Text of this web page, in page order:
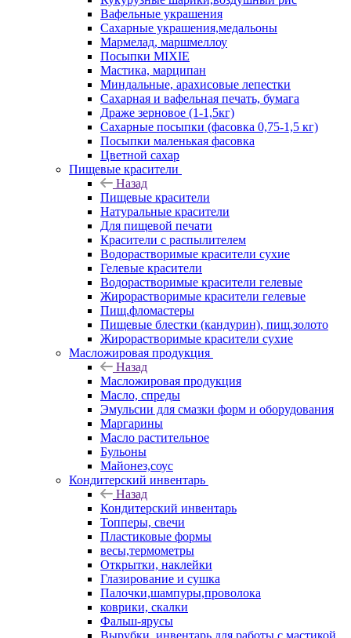
Вафельные украшения
Сахарные украшения,медальоны
Мармелад, маршмеллоу
Посыпки MIXIE
Мастика, марципан
Миндальные, арахисовые лепестки
Сахарная и вафельная печать, бумага
Драже зерновое (1-1,5кг)
Сахарные посыпки (фасовка 0,75-1,5 кг)
Посыпки маленькая фасовка
Цветной сахар
Пищевые красители
Назад
Пищевые красители
Натуральные красители
Для пищевой печати
Красители с распылителем
Водорастворимые красители сухие
Гелевые красители
Водорастворимые красители гелевые
Жирорастворимые красители гелевые
Пищ.фломастеры
Пищевые блестки (кандурин), пищ.золото
Жирорастворимые красители сухие
Масложировая продукция
Назад
Масложировая продукция
Масло, спреды
Эмульсии для смазки форм и оборудования
Маргарины
Масло растительное
Бульоны
Майонез,соус
Кондитерский инвентарь
Назад
Кондитерский инвентарь
Топперы, свечи
Пластиковые формы
весы,термометры
Открытки, наклейки
Глазирование и сушка
Палочки,шампуры,проволока
коврики, скалки
Фальш-ярусы
Вырубки, инвентарь для работы с мастикой